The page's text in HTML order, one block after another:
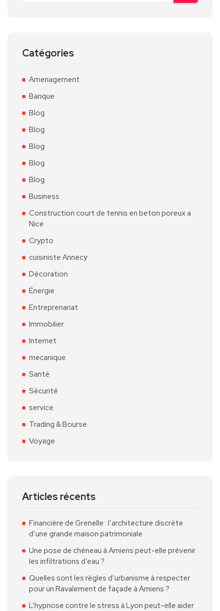
Catégories
Amenagement
Banque
Blog
Blog
Blog
Blog
Blog
Business
Construction court de tennis en beton poreux a
Nice
Crypto
cuisiniste Annecy
Décoration
Énergie
Entreprenariat
Immobilier
Internet
mecanique
Santé
Sécurité
service
Trading & Bourse
Voyage
Articles récents
Financière de Grenelle : l’architecture discrète
d’une grande maison patrimoniale
Une pose de chéneau à Amiens peut-elle prévenir
les infiltrations d’eau ?
Quelles sont les règles d’urbanisme à respecter
pour un Ravalement de façade à Amiens ?
L’hypnose contre le stress à Lyon peut-elle aider